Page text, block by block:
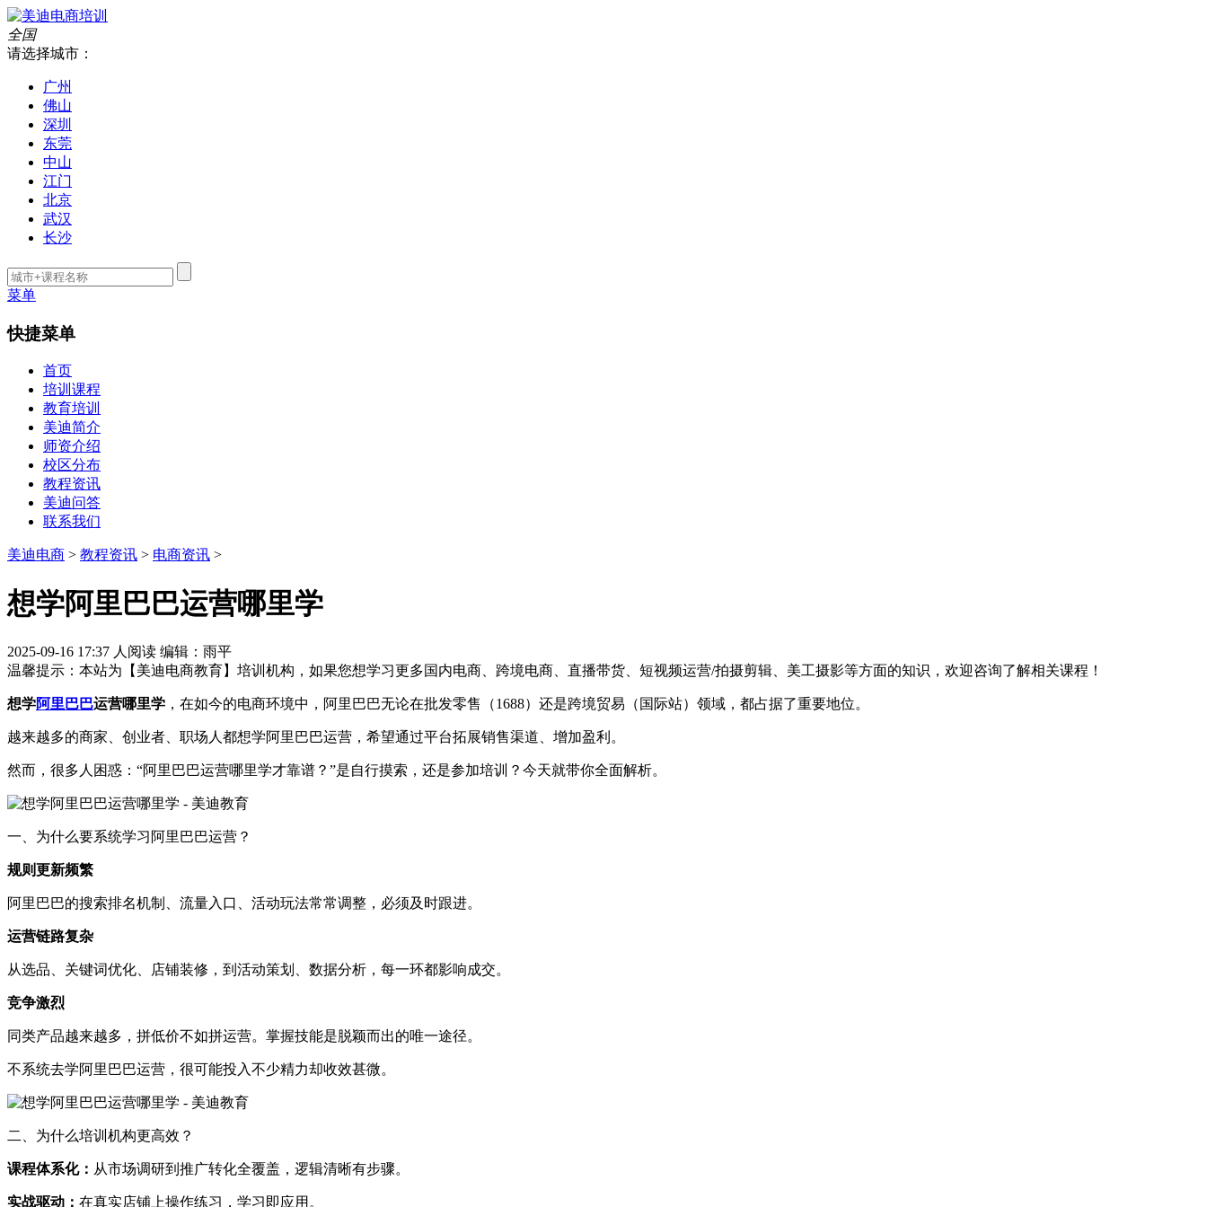
全国
请选择城市：
广州
佛山
深圳
东莞
中山
江门
北京
武汉
长沙
菜单
快捷菜单
首页
培训课程
教育培训
美迪简介
师资介绍
校区分布
教程资讯
美迪问答
联系我们
美迪电商 > 教程资讯 > 电商资讯 >
想学阿里巴巴运营哪里学
2025-09-16 17:37 人阅读 编辑：雨平
温馨提示：本站为【美迪电商教育】培训机构，如果您想学习更多国内电商、跨境电商、直播带货、短视频运营/拍摄剪辑、美工摄影等方面的知识，欢迎咨询了解相关课程！
想学阿里巴巴运营哪里学 ，在如今的电商环境中，阿里巴巴无论在批发零售（1688）还是跨境贸易（国际站）领域，都占据了重要地位。
越来越多的商家、创业者、职场人都想学阿里巴巴运营，希望通过平台拓展销售渠道、增加盈利。
然而，很多人困惑：“阿里巴巴运营哪里学才靠谱？”是自行摸索，还是参加培训？今天就带你全面解析。
一、为什么要系统学习阿里巴巴运营？
规则更新频繁
阿里巴巴的搜索排名机制、流量入口、活动玩法常常调整，必须及时跟进。
运营链路复杂
从选品、关键词优化、店铺装修，到活动策划、数据分析，每一环都影响成交。
竞争激烈
同类产品越来越多，拼低价不如拼运营。掌握技能是脱颖而出的唯一途径。
不系统去学阿里巴巴运营，很可能投入不少精力却收效甚微。
二、为什么培训机构更高效？
课程体系化： 从市场调研到推广转化全覆盖，逻辑清晰有步骤。
实战驱动： 在真实店铺上操作练习，学习即应用。